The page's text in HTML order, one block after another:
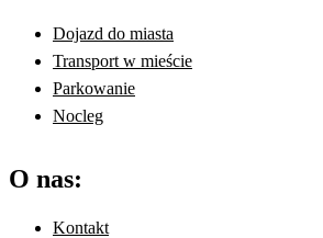
Dojazd do miasta
Transport w mieście
Parkowanie
Nocleg
O nas:
Kontakt